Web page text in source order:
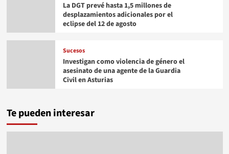
La DGT prevé hasta 1,5 millones de
desplazamientos adicionales por el
eclipse del 12 de agosto
Sucesos
Investigan como violencia de género el
asesinato de una agente de la Guardia
Civil en Asturias
Te pueden interesar